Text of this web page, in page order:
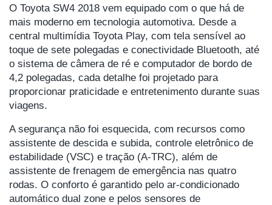
O Toyota SW4 2018 vem equipado com o que há de
mais moderno em tecnologia automotiva. Desde a
central multimídia Toyota Play, com tela sensível ao
toque de sete polegadas e conectividade Bluetooth, até
o sistema de câmera de ré e computador de bordo de
4,2 polegadas, cada detalhe foi projetado para
proporcionar praticidade e entretenimento durante suas
viagens.
A segurança não foi esquecida, com recursos como
assistente de descida e subida, controle eletrônico de
estabilidade (VSC) e tração (A-TRC), além de
assistente de frenagem de emergência nas quatro
rodas. O conforto é garantido pelo ar-condicionado
automático dual zone e pelos sensores de